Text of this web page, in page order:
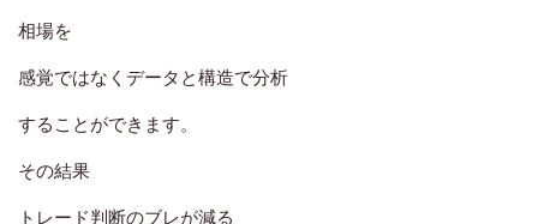
相場を
感覚ではなくデータと構造で分析
することができます。
その結果
トレード判断のブレが減る